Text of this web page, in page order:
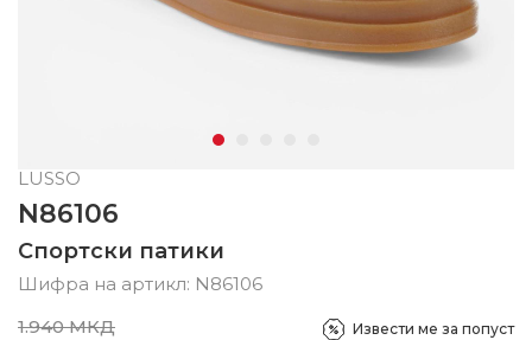
LUSSO
N86106
Спортски патики
Шифра на артикл: N86106
1.940 МКД Извести ме за попуст